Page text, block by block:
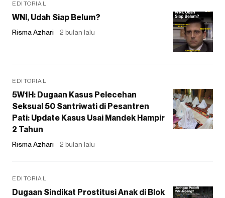
EDITORIAL
WNI, Udah Siap Belum?
Risma Azhari 2 bulan lalu
EDITORIAL
5W1H: Dugaan Kasus Pelecehan
Seksual 50 Santriwati di Pesantren
Pati: Update Kasus Usai Mandek Hampir
2 Tahun
Risma Azhari 2 bulan lalu
EDITORIAL
Dugaan Sindikat Prostitusi Anak di Blok